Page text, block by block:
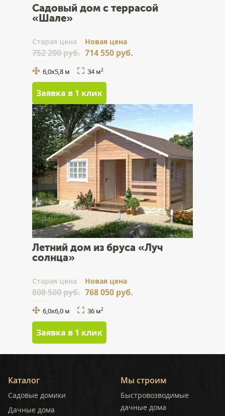
Садовый дом с террасой
«Шале»
Cтарая цена
752 200 руб.
Новая цена
714 550 руб.
6,0x5,8 м 34 м2
Заявка в 1 клик
Летний дом из бруса «Луч
солнца»
Cтарая цена
808 500 руб.
Новая цена
768 050 руб.
6,0х6,0 м 36 м2
Заявка в 1 клик
Каталог
Садовые домики
Дачные дома
Мы строим
Быстровозводимые
дачные дома